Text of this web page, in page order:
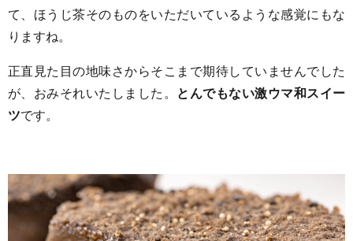
て、ほうじ茶そのものをいただいているような感覚にもな
りますね。
正直見た目の地味さからそこまで期待していませんでした
が、おみそれいたしました。
とんでもない激ウマ和スイー
ツです。